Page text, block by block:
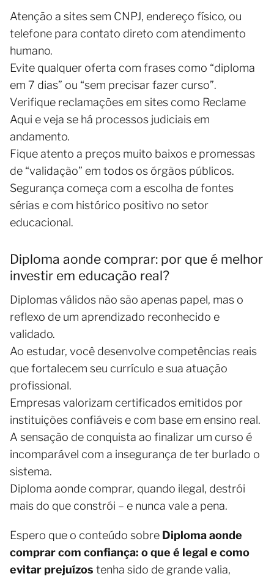
Atenção a sites sem CNPJ, endereço físico, ou
telefone para contato direto com atendimento
humano.
Evite qualquer oferta com frases como “diploma
em 7 dias” ou “sem precisar fazer curso”.
Verifique reclamações em sites como Reclame
Aqui e veja se há processos judiciais em
andamento.
Fique atento a preços muito baixos e promessas
de “validação” em todos os órgãos públicos.
Segurança começa com a escolha de fontes
sérias e com histórico positivo no setor
educacional.
Diploma aonde comprar: por que é melhor
investir em educação real?
Diplomas válidos não são apenas papel, mas o
reflexo de um aprendizado reconhecido e
validado.
Ao estudar, você desenvolve competências reais
que fortalecem seu currículo e sua atuação
profissional.
Empresas valorizam certificados emitidos por
instituições confiáveis e com base em ensino real.
A sensação de conquista ao finalizar um curso é
incomparável com a insegurança de ter burlado o
sistema.
Diploma aonde comprar, quando ilegal, destrói
mais do que constrói – e nunca vale a pena.
Espero que o conteúdo sobre Diploma aonde
comprar com confiança: o que é legal e como
evitar prejuízos tenha sido de grande valia,